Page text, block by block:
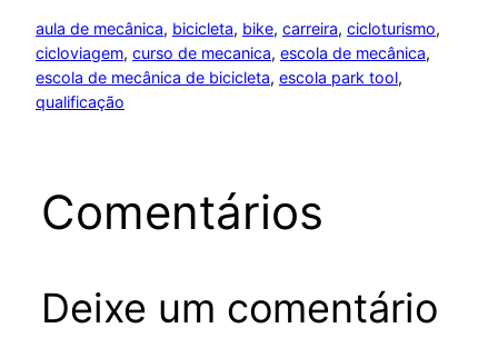
aula de mecânica, bicicleta, bike, carreira, cicloturismo
cicloviagem, curso de mecanica, escola de mecânica
escola de mecânica de bicicleta, escola park tool
qualificação
Comentários
Deixe um comentário